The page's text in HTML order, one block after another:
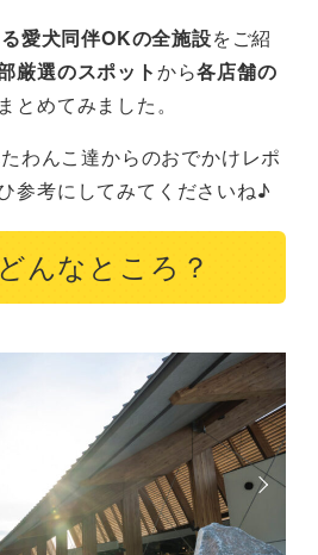
愛犬同伴OKの全施設をご紹
厳選のスポットから各店舗の
とめてみました。
わんこ達からのおでかけレポ
参考にしてみてくださいね♪
んなところ？